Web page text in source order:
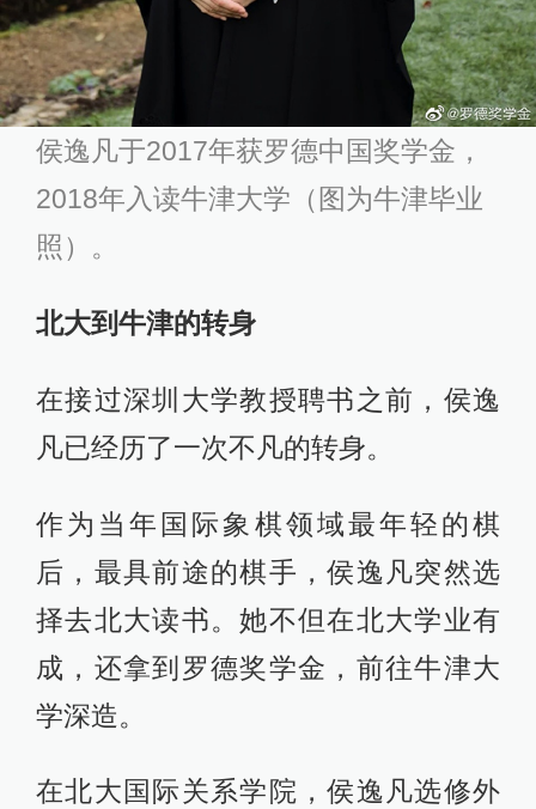
侯逸凡于2017年获罗德中国奖学金，
2018年入读牛津大学（图为牛津毕业
照）。
北大到牛津的转身
在接过深圳大学教授聘书之前，侯逸
凡已经历了一次不凡的转身。
作为当年国际象棋领域最年轻的棋
后，最具前途的棋手，侯逸凡突然选
择去北大读书。她不但在北大学业有
成，还拿到罗德奖学金，前往牛津大
学深造。
在北大国际关系学院，侯逸凡选修外